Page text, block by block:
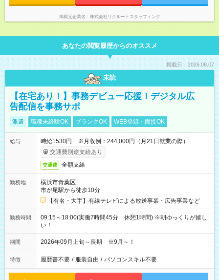
掲載元企業名 株式会社リクルートスタッフィング
あなたの閲覧履歴からのオススメ
掲載日：2026.08.07
未読
【在宅あり！】事務デビュー応援！デジタル広
告配信を事務サポ
派遣 職種未経験OK ブランクOK WEB登録・面接OK
給与
時給1530円 ※月収例：244,000円（月21日就業の際）
交通費別途支給あり
交通費 全額支給
勤務地
横浜市青葉区
市が尾駅から徒歩10分
【有名・大手】有線テレビによる放送事業・広告事業など
勤務時間
09:15～18:00(実働7時間45分 休憩1時間) ※朝ゆっくりが嬉し
い！
期間 2026年09月上旬～長期 ※9月～！
特徴 履歴書不要 / 服装自由 / パソコンスキル不要